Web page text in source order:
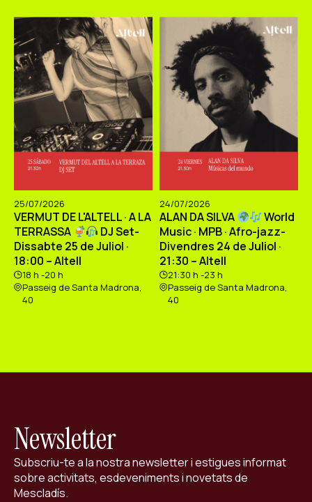
25/07/2026
VERMUT DE L'ALTELL · A LA
TERRASSA
DJ Set-
Dissabte 25 de Juliol ·
18:00 – Altell
18 h -20 h
Passeig de Santa Madrona,
40
24/07/2026
ALAN DA SILVA
World
Music · MPB · Afro-jazz-
Divendres 24 de Juliol ·
21:30 – Altell
21:30 h -23 h
Passeig de Santa Madrona,
40
Newsletter
Subscriu-te a la nostra newsletter i estigues informat
sobre activitats, esdeveniments i novetats de
Mescladís.